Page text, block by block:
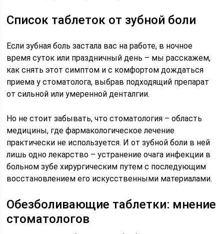
Список таблеток от зубной боли
Если зубная боль застала вас на работе, в ночное
время суток или праздничный день – мы расскажем,
как снять этот симптом и с комфортом дождаться
приема у стоматолога, выбрав подходящий препарат
от сильной или умеренной денталгии.
Но не стоит забывать, что стоматология – область
медицины, где фармакологическое лечение
практически не используется. И от зубной боли в ней
лишь одно лекарство – устранение очага инфекции в
больном зубе хирургическим путем с последующим
восстановлением его искусственными материалами.
Обезболивающие таблетки: мнение
стоматологов